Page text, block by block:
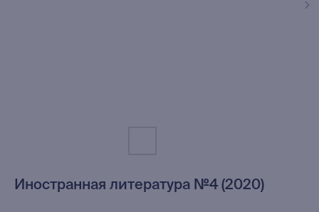
Иностранная литература №4 (2020)